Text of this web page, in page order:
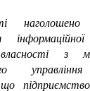
наголошено
з